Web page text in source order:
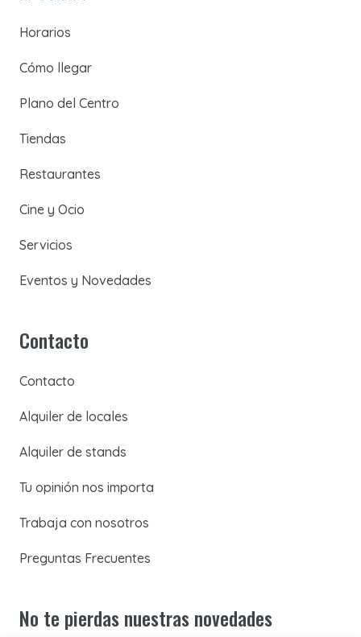
Horarios
Cómo llegar
Plano del Centro
Tiendas
Restaurantes
Cine y Ocio
Servicios
Eventos y Novedades
Contacto
Contacto
Alquiler de locales
Alquiler de stands
Tu opinión nos importa
Trabaja con nosotros
Preguntas Frecuentes
No te pierdas nuestras novedades